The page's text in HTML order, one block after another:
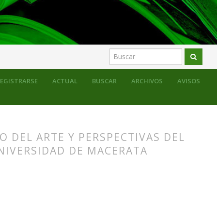
ACTUAL BUSCAR ARCHIVOS AVISOS
actividades formativas Monográfico
ARTE Y PERSPECTIVAS DEL
DE MACERATA